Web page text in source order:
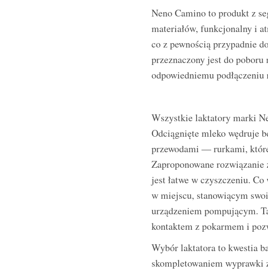
Neno Camino to produkt z
materiałów, funkcjonalny i
co z pewnością przypadnie
przeznaczony jest do
odpowiedniemu
Wszystkie laktatory marki
Odciągnięte mleko wędruje
przewodami — rurkami,
Zaproponowane
jest łatwe w czyszczeniu.
w miejscu, stanowiącym
urządzeniem pompującym.
kontaktem z pokarmem i
Wybór laktatora to kwestia
skompletowaniem wyprawki